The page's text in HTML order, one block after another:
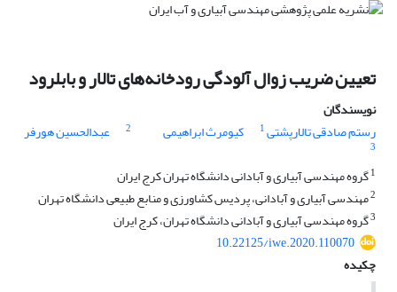
تعیین ضریب زوال آلودگی رودخانه‌های تالار و بابلرود
نویسندگان
رستم صادقی تالارپشتی1 کیومرث ابراهیمی 2 عبدالحسین هورفر
3
1گروه مهندسی آبیاری و آبادانی دانشگاه تهران کرج ایران
2مهندسی آبیاری و آبادانی، پردیس کشاورزی و منابع طبیعی دانشگاه تهران
3گروه مهندسی آبیاری و آبادانی دانشگاه تهران، کرج ایران
10.22125/iwe.2020.110070
چکیده